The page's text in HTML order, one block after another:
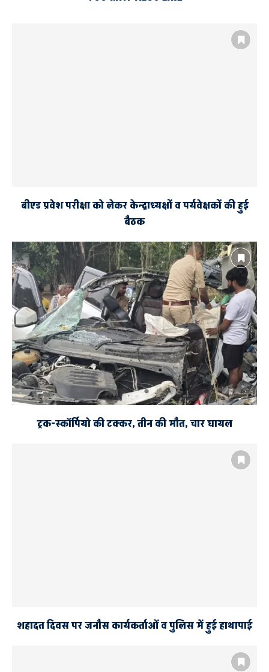
बीएड प्रवेश परीक्षा को लेकर केन्द्राध्यक्षों व पर्यवेक्षकों की हुई
बैठक
ट्रक-स्कॉर्पियो की टक्कर, तीन की मौत, चार घायल
शहादत दिवस पर जनौस कार्यकर्ताओं व पुलिस में हुई हाथापाई